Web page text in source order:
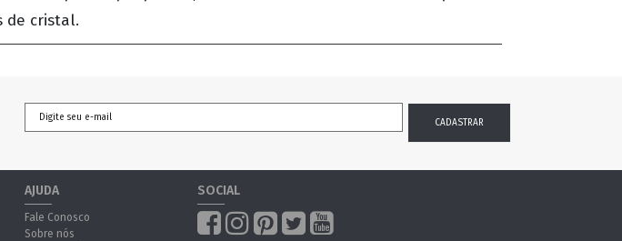
de cristal.
AJUDA
Fale Conosco
Sobre nós
SOCIAL